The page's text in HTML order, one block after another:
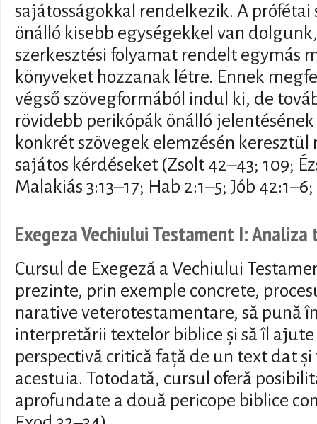
sajátosságokkal rendelkezik. A
önálló kisebb egységekkel van
szerkesztési folyamat rendelt egymás
könyveket hozzanak létre. Ennek
végső szövegformából indul ki, de
rövidebb perikópák önálló
konkrét szövegek elemzésén
sajátos kérdéseket (Zsolt 42–43; 109;
Malakiás 3:13–17; Hab 2:1–5; Jób
Exegeza Vechiului Testament I:
Cursul de Exegeză a Vechiului
prezinte, prin exemple concrete,
narative veterotestamentare, să pună
interpretării textelor biblice și să îl
perspectivă critică față de un text dat
acestuia. Totodată, cursul oferă
aprofundate a două pericope biblice